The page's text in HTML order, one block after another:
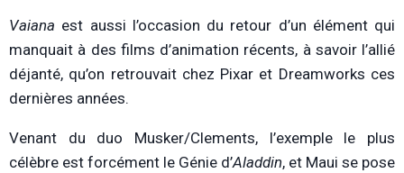
Vaiana est aussi l’occasion du retour d’un élément qui
manquait à des films d’animation récents, à savoir l’allié
déjanté, qu’on retrouvait chez Pixar et Dreamworks ces
dernières années.
Venant du duo Musker/Clements, l’exemple le plus
célèbre est forcément le Génie d’Aladdin, et Maui se pose